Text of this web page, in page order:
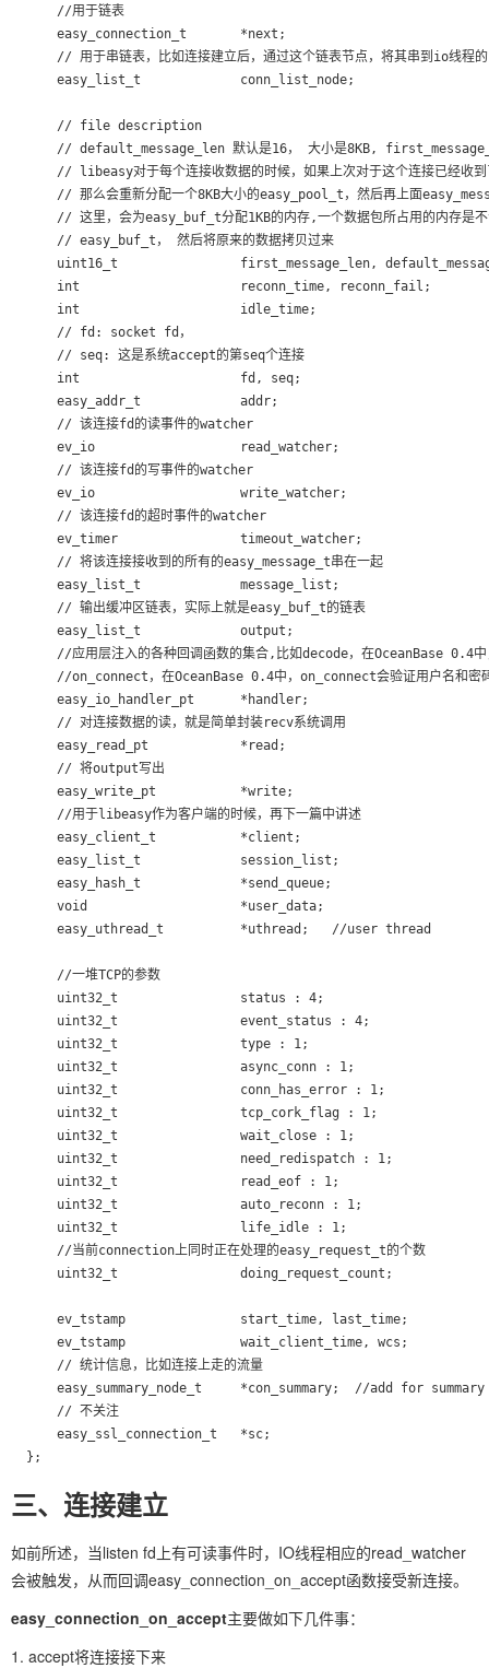
      //用于链表
      easy_connection_t       *next;
// 用于串链表，比如连接建立后，通过这个链表节点，将其串到io线程
      easy_list_t             conn_list_node;
      // file description
// default_message_len 默认是16， 大小是8KB,
// libeasy对于每个连接收数据的时候，如果上次对于这个连接已经
// 那么会重新分配一个8KB大小的easy_pool_t，然后再上面
// 这里，会为easy_buf_t分配1KB的内存,一个数据包所占用的内存是
      // easy_buf_t， 然后将原来的数据拷贝过来
uint16_t                first_message_len,
      int                     reconn_time, reconn_fail;
      int                     idle_time;
      // fd: socket fd，
      // seq: 这是系统accept的第seq个连接
      int                     fd, seq;
      easy_addr_t             addr;
      // 该连接fd的读事件的watcher
      ev_io                   read_watcher;
      // 该连接fd的写事件的watcher
      ev_io                   write_watcher;
      // 该连接fd的超时事件的watcher
      ev_timer                timeout_watcher;
      // 将该连接接收到的所有的easy_message_t串在一起
      easy_list_t             message_list;
      // 输出缓冲区链表，实际上就是easy_buf_t的链表
      easy_list_t             output;
//应用层注入的各种回调函数的集合,比如decode，在OceanBase 0.4
//on_connect，在OceanBase 0.4中，on_connect会验证用户名和密
      easy_io_handler_pt      *handler;
      // 对连接数据的读，就是简单封装recv系统调用
      easy_read_pt            *read;
      // 将output写出
      easy_write_pt           *write;
      //用于libeasy作为客户端的时候，再下一篇中讲述
      easy_client_t           *client;
      easy_list_t             session_list;
      easy_hash_t             *send_queue;
      void                    *user_data;
      easy_uthread_t          *uthread;   //user thread
      //一堆TCP的参数
      uint32_t                status : 4;
      uint32_t                event_status : 4;
      uint32_t                type : 1;
      uint32_t                async_conn : 1;
      uint32_t                conn_has_error : 1;
      uint32_t                tcp_cork_flag : 1;
      uint32_t                wait_close : 1;
      uint32_t                need_redispatch : 1;
      uint32_t                read_eof : 1;
      uint32_t                auto_reconn : 1;
      uint32_t                life_idle : 1;
      //当前connection上同时正在处理的easy_request_t的个数
      uint32_t                doing_request_count;
      ev_tstamp               start_time, last_time;
      ev_tstamp               wait_client_time, wcs;
      // 统计信息，比如连接上走的流量
      easy_summary_node_t     *con_summary;  //add for summary
      // 不关注
      easy_ssl_connection_t   *sc;
  };
三、连接建立
如前所述，当listen fd上有可读事件时，IO线程相应的read_watcher
会被触发，从而回调easy_connection_on_accept函数接受新连接。
easy_connection_on_accept主要做如下几件事：
1. accept将连接接下来